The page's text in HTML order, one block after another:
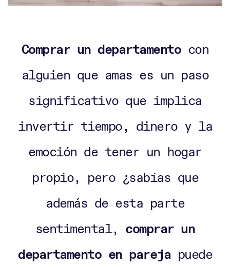
Comprar un departamentocon
alguien que amas es un paso
significativo que implica
invertir tiempo, dinero y la
emoción de tener un hogar
propio, pero ¿sabías que
además de esta parte
sentimental, comprar un
departamento en pareja puede